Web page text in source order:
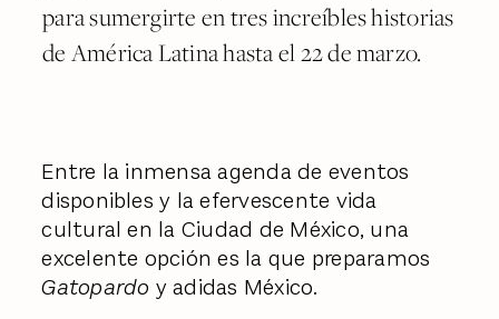
para sumergirte en tres increíbles historias
de América Latina hasta el 22 de marzo.
Entre la inmensa agenda de eventos
disponibles y la efervescente vida
cultural en la Ciudad de México, una
excelente opción es la que preparamos
Gatopardo y adidas México.